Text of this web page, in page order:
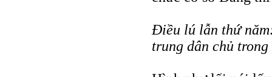
Điều lú lẫn thứ
trung dân chủ